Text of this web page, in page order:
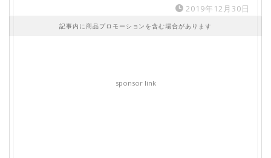
2019年12月30日
記事内に商品プロモーションを含む場合があります
sponsor link